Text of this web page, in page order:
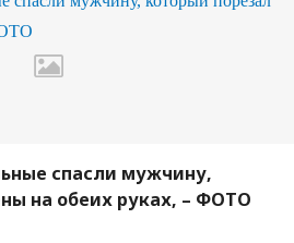
спасли мужчину,
на обеих руках, – ФОТО